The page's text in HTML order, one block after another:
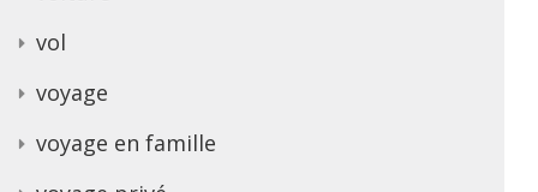
vol
voyage
voyage en famille